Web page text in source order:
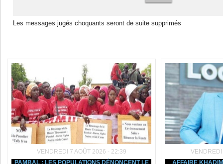
Les messages jugés choquants seront de suite supprimés
VENDREDI 7 AOÛT 2026 - 22:39
PAMBAL : LES POPULATIONS DÉNONCENT LE
AFFAIRE